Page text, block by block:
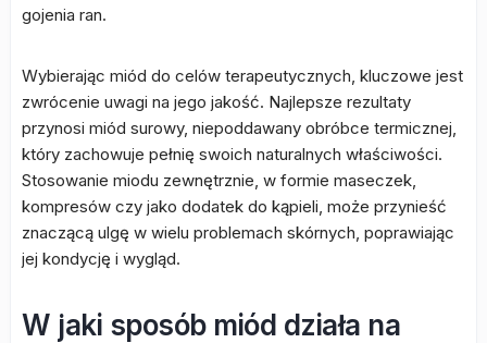
gojenia ran.
Wybierając miód do celów terapeutycznych, kluczowe jest
zwrócenie uwagi na jego jakość. Najlepsze rezultaty
przynosi miód surowy, niepoddawany obróbce termicznej,
który zachowuje pełnię swoich naturalnych właściwości.
Stosowanie miodu zewnętrznie, w formie maseczek,
kompresów czy jako dodatek do kąpieli, może przynieść
znaczącą ulgę w wielu problemach skórnych, poprawiając
jej kondycję i wygląd.
W jaki sposób miód działa na